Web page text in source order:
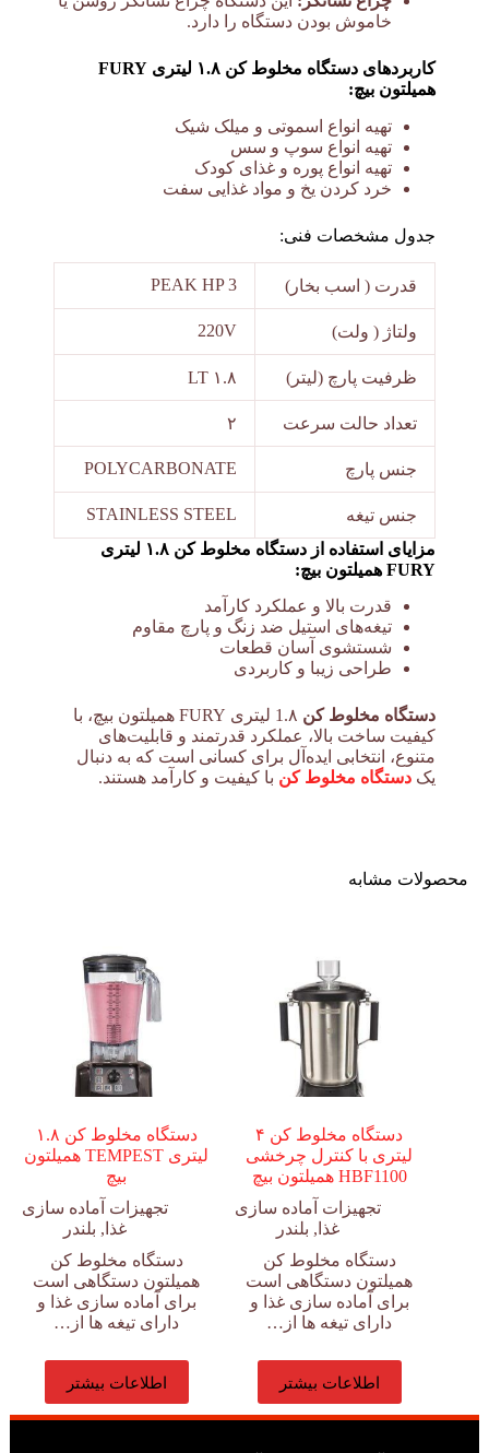
خاموش بودن دستگاه را دارد.
کاربردهای دستگاه مخلوط کن ۱.۸ لیتری FURY
همیلتون بیچ:
تهیه انواع اسموتی و میلک شیک
تهیه انواع سوپ و سس
تهیه انواع پوره و غذای کودک
خرد کردن یخ و مواد غذایی سفت
جدول مشخصات فنی:
قدرت ( اسب بخار) PEAK HP 3
ولتاژ ( ولت) 220V
ظرفیت پارچ (لیتر) ۱.۸ LT
تعداد حالت سرعت ۲
جنس پارچ POLYCARBONATE
جنس تیغه
STAINLESS STEEL
مزایای استفاده از دستگاه مخلوط کن ۱.۸ لیتری
FURY همیلتون بیچ:
قدرت بالا و عملکرد کارآمد
تیغه‌های استیل ضد زنگ و پارچ مقاوم
شستشوی آسان قطعات
طراحی زیبا و کاربردی
دستگاه مخلوط کن
1.۸ لیتری FURY همیلتون بیچ، با
کیفیت ساخت بالا، عملکرد قدرتمند و قابلیت‌های
متنوع، انتخابی ایده‌آل برای کسانی است که به دنبال
یک دستگاه مخلوط کن با کیفیت و کارآمد هستند.
محصولات مشابه
دستگاه مخلوط کن ۴
لیتری با کنترل چرخشی
HBF1100 همیلتون بیچ
تجهیزات آماده سازی
غذا , بلندر
دستگاه مخلوط کن
همیلتون دستگاهی است
برای آماده سازی غذا و
دارای تیغه ها از…
اطلاعات بیشتر
دستگاه مخلوط کن ۱.۸
لیتری TEMPEST همیلتون
بیچ
تجهیزات آماده سازی
غذا , بلندر
دستگاه مخلوط کن
همیلتون دستگاهی است
برای آماده سازی غذا و
دارای تیغه ها از…
اطلاعات بیشتر